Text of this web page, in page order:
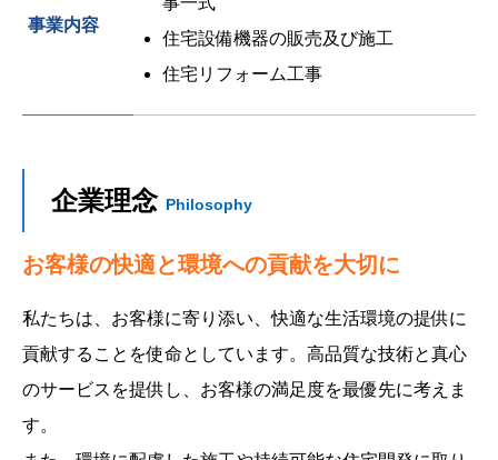
事業内容
住宅設備機器の販売及び施工
住宅リフォーム工事
企業理念 Philosophy
お客様の快適と環境への貢献を大切に
私たちは、お客様に寄り添い、快適な生活環境の提供に
貢献することを使命としています。高品質な技術と真心
のサービスを提供し、お客様の満足度を最優先に考えま
す。